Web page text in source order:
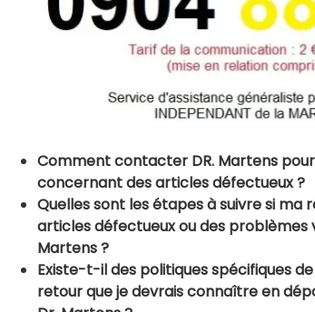
Comment contacter DR. Martens
concernant des articles défectueux ?
Quelles sont les étapes à suivre si
articles défectueux ou des problèmes
Martens ?
Existe-t-il des politiques spécifiques
retour que je devrais connaître en